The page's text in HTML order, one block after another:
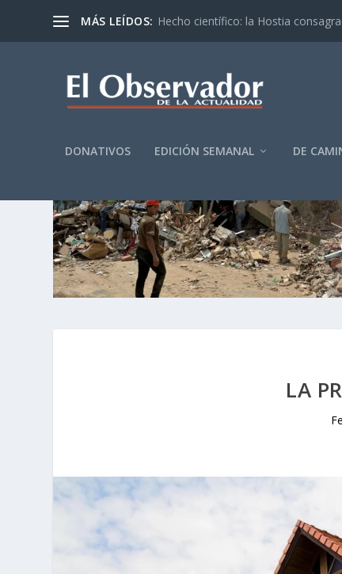
MÁS LEÍDOS: Hecho científico: la Hostia
DONATIVOS EDICIÓN SEMANAL DE
LA